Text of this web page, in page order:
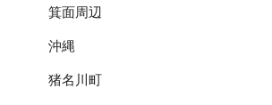
箕面周辺
沖縄
猪名川町